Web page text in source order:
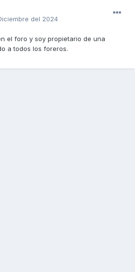
del 2024
el foro y soy propietario de una
a todos los foreros.